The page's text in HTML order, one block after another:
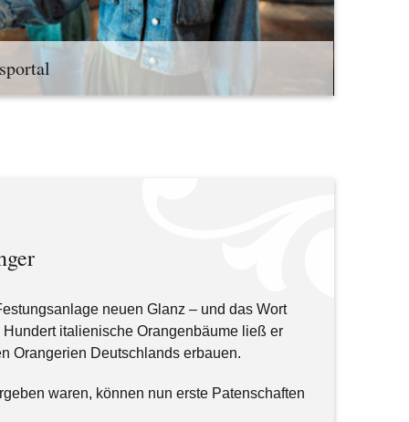
neuen Glanz ‒ und das Wort
italienische Orangenbäume ließ er
Orangerien Deutschlands erbauen.
waren, können nun erste Patenschaften